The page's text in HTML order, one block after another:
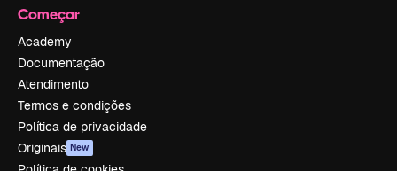
Começar
Academy
Documentação
Atendimento
Termos e condições
Política de privacidade
Originais New